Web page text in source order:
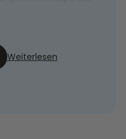
Weiterlesen